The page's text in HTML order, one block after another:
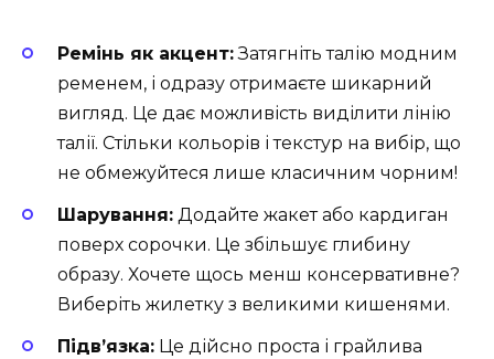
Ремінь як акцент:Затягніть талію модним
ременем, і одразу отримаєте шикарний
вигляд. Це дає можливість виділити лінію
талії. Стільки кольорів і текстур на вибір, що
не обмежуйтеся лише класичним чорним!
Шарування: Додайте жакет або кардиган
поверх сорочки. Це збільшує глибину
образу. Хочете щось менш консервативне?
Виберіть жилетку з великими кишенями.
Підв’язка: Це дійсно проста і грайлива